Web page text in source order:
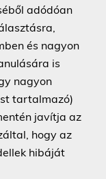
adódóan
és nagyon
is
nagyon
tartalmazó)
javítja az
hogy az
hibáját